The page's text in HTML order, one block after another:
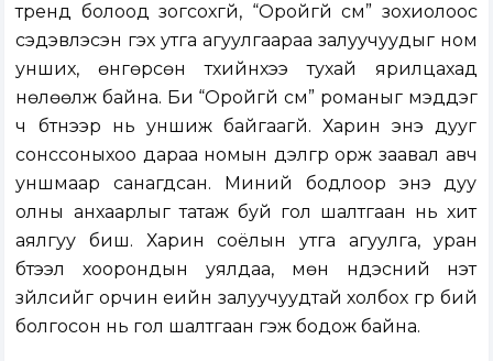
тренд болоод зогсохгүй, “Оройгүй сүм” зохиолоос
сэдэвлэсэн гэх утга агуулгаараа залуучуудыг ном
унших, өнгөрсөн түүхийнхээ тухай ярилцахад
нөлөөлж байна. Би “Оройгүй сүм” романыг мэддэг
ч бүтнээр нь уншиж байгаагүй. Харин энэ дууг
сонссоныхоо дараа номын дэлгүүр орж заавал авч
уншмаар санагдсан. Миний бодлоор энэ дуу
олны анхаарлыг татаж буй гол шалтгаан нь хит
аялгуу биш. Харин соёлын утга агуулга, уран
бүтээл хоорондын уялдаа, мөн үндэсний үнэт
зүйлсийг орчин үеийн залуучуудтай холбох гүүр бий
болгосон нь гол шалтгаан гэж бодож байна.